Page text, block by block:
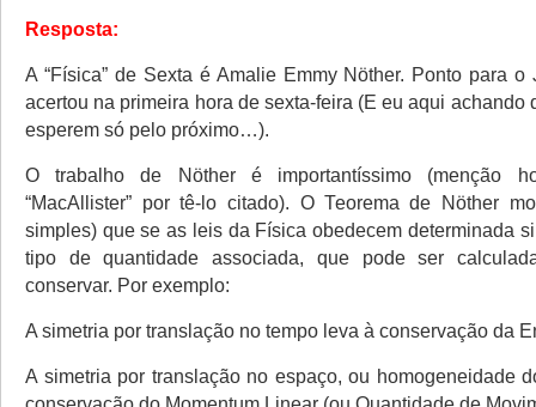
Resposta:
A “Física” de Sexta é Amalie Emmy Nöther. Ponto para o
acertou na primeira hora de sexta-feira (E eu aqui
esperem só pelo próximo…).
O trabalho de Nöther é importantíssimo (menção
“MacAllister” por tê-lo citado). O Teorema de Nöther
simples) que se as leis da Física obedecem determinada
tipo de quantidade associada, que pode ser
conservar. Por exemplo:
A simetria por translação no tempo leva à conservação da
A simetria por translação no espaço, ou homogeneidade